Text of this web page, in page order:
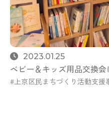
2023.01.25
ベビー＆キッズ用品交換
上京区民まちづくり活動支援